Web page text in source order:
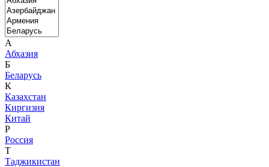
А
Абхазия
Б
Беларусь
К
Казахстан
Киргизия
Китай
Р
Россия
Т
Таджикистан